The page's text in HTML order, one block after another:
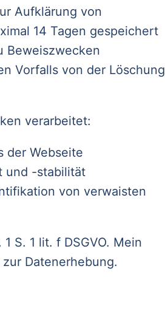
Aufklärung von
14 Tagen gespeichert
Beweiszwecken
Vorfalls von der Löschung
verarbeitet:
der Webseite
und -stabilität
von verwaisten
S. 1 lit. f DSGVO. Mein
Datenerhebung.